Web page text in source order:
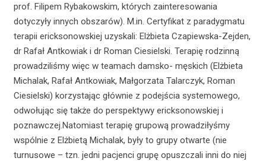
prof. Filipem Rybakowskim, których zainteresowania
dotyczyły innych obszarów). M.in. Certyfikat z paradygmatu
terapii ericksonowskiej uzyskali: Elżbieta Czapiewska-Zejden,
dr Rafał Antkowiak i dr Roman Ciesielski. Terapię rodzinną
prowadziliśmy więc w teamach damsko- męskich (Elżbieta
Michalak, Rafał Antkowiak, Małgorzata Talarczyk, Roman
Ciesielski) korzystając głównie z podejścia systemowego,
odwołując się także do perspektywy ericksonowskiej i
poznawczej.Natomiast terapię grupową prowadziłyśmy
wspólnie z Elżbietą Michalak, były to grupy otwarte (nie
turnusowe – tzn. jedni pacjenci grupę opuszczali inni do niej